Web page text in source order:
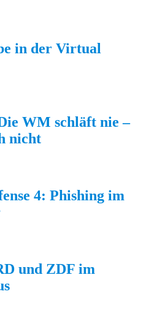
in der Virtual
WM schläft nie –
nicht
4: Phishing im
und ZDF im